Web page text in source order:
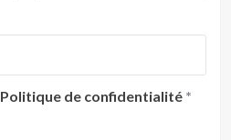
Politique de confidentialité *